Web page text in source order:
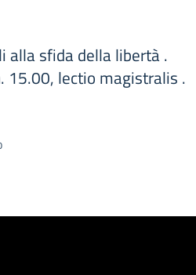
alla sfida della libertà .
15.00, lectio magistralis .